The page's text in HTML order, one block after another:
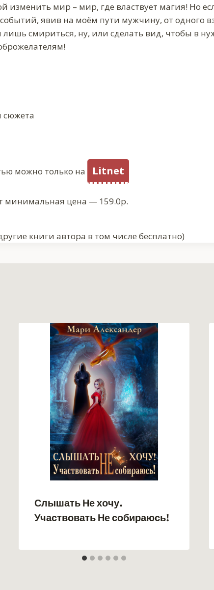
изменить мир – мир, где властвует магия! Но
явив на моём пути мужчину, от одного
лишь смириться, ну, или сделать вид, чтобы в
можно только на Litnet
минимальная цена — 159.0р.
книги автора в том числе бесплатно)
Слышать Не хочу.
Участвовать Не собираюсь!